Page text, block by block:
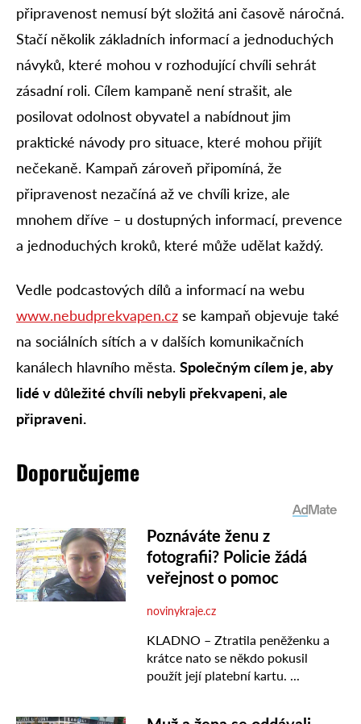
připravenost nemusí být složitá ani časově náročná.
Stačí několik základních informací a jednoduchých
návyků, které mohou v rozhodující chvíli sehrát
zásadní roli. Cílem kampaně není strašit, ale
posilovat odolnost obyvatel a nabídnout jim
praktické návody pro situace, které mohou přijít
nečekaně. Kampaň zároveň připomíná, že
připravenost nezačíná až ve chvíli krize, ale
mnohem dříve – u dostupných informací, prevence
a jednoduchých kroků, které může udělat každý.
Vedle podcastových dílů a informací na webu
www.nebudprekvapen.cz se kampaň objevuje také
na sociálních sítích a v dalších komunikačních
kanálech hlavního města. Společným cílem je, aby
lidé v důležité chvíli nebyli překvapeni, ale
připraveni.
Doporučujeme